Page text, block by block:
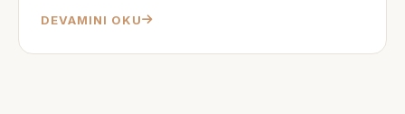
DEVAMINI OKU